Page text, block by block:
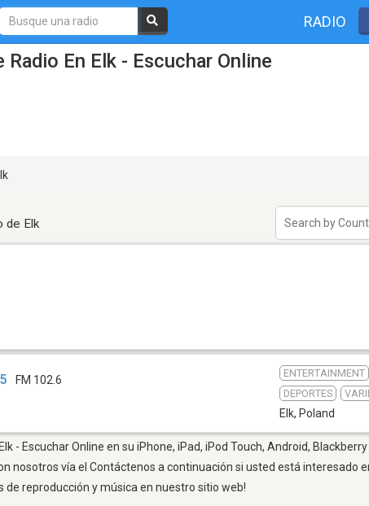
RADIO
Radio En Elk - Escuchar Online
de Elk
FM 102.6
ENTERTAINMENT
DEPORTES
Elk, Poland
- Escuchar Online en su iPhone, iPad, iPod Touch, Android,
nosotros vía el Contáctenos a continuación si usted está interesado
de reproducción y música en nuestro sitio web!